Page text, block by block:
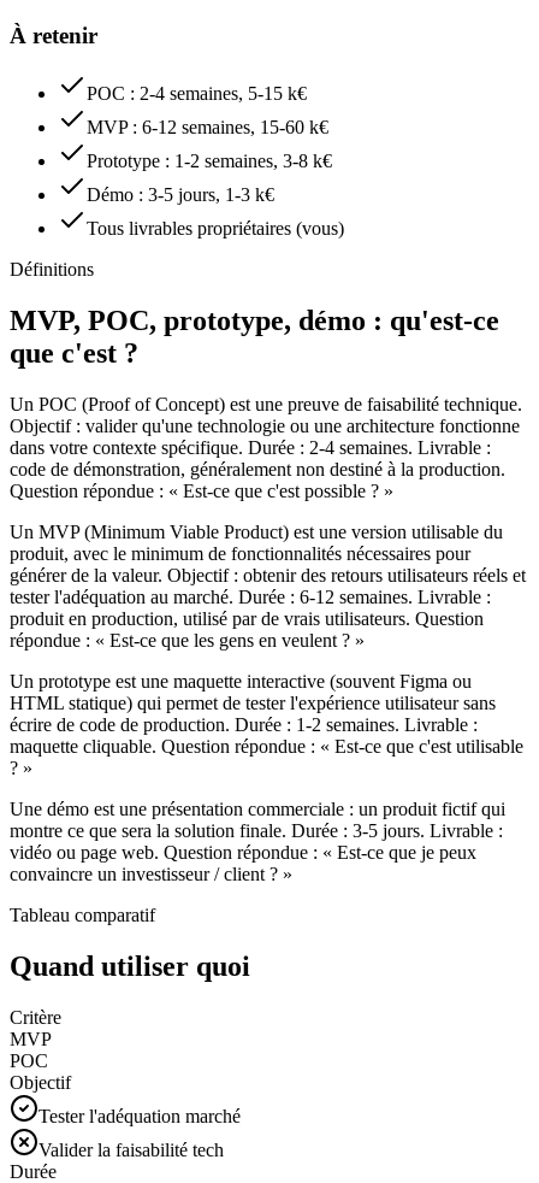
À retenir
POC : 2-4 semaines, 5-15 k€
MVP : 6-12 semaines, 15-60 k€
Prototype : 1-2 semaines, 3-8 k€
Démo : 3-5 jours, 1-3 k€
Tous livrables propriétaires (vous)
Définitions
MVP, POC, prototype, démo : qu'est-ce
que c'est ?
Un POC (Proof of Concept) est une preuve de faisabilité technique.
Objectif : valider qu'une technologie ou une architecture fonctionne
dans votre contexte spécifique. Durée : 2-4 semaines. Livrable :
code de démonstration, généralement non destiné à la production.
Question répondue : « Est-ce que c'est possible ? »
Un MVP (Minimum Viable Product) est une version utilisable du
produit, avec le minimum de fonctionnalités nécessaires pour
générer de la valeur. Objectif : obtenir des retours utilisateurs réels et
tester l'adéquation au marché. Durée : 6-12 semaines. Livrable :
produit en production, utilisé par de vrais utilisateurs. Question
répondue : « Est-ce que les gens en veulent ? »
Un prototype est une maquette interactive (souvent Figma ou
HTML statique) qui permet de tester l'expérience utilisateur sans
écrire de code de production. Durée : 1-2 semaines. Livrable :
maquette cliquable. Question répondue : « Est-ce que c'est utilisable
? »
Une démo est une présentation commerciale : un produit fictif qui
montre ce que sera la solution finale. Durée : 3-5 jours. Livrable :
vidéo ou page web. Question répondue : « Est-ce que je peux
convaincre un investisseur / client ? »
Tableau comparatif
Quand utiliser quoi
Critère
MVP
POC
Objectif
Tester l'adéquation marché
Valider la faisabilité tech
Durée